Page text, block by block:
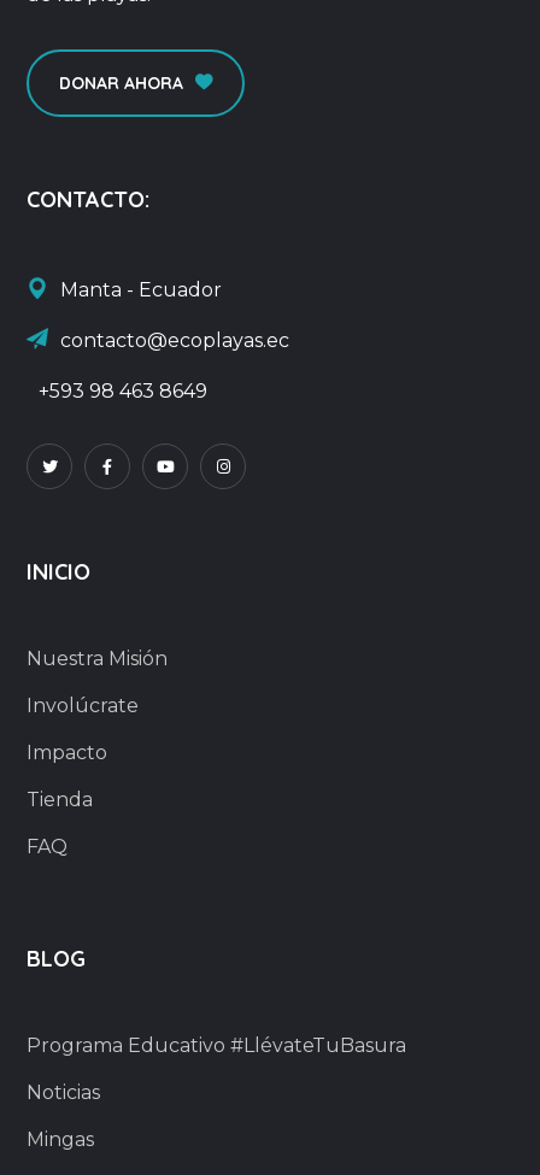
DONAR AHORA
CONTACTO:
Manta - Ecuador
contacto@ecoplayas.ec
+593 98 463 8649
INICIO
Nuestra Misión
Involúcrate
Impacto
Tienda
FAQ
BLOG
Programa Educativo #LlévateTuBasura
Noticias
Mingas